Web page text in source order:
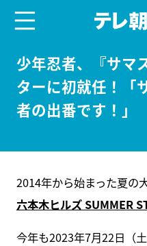
少年忍者、『サマ
ターに初就任！「
者の出番です！」
2014年から始まった夏の
六本木ヒルズ SUMMER
今年も2023年7月22日（